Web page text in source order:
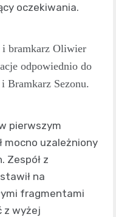
oczekiwania.
i bramkarz Oliwier
odpowiednio do
Bramkarz Sezonu.
pierwszym
mocno uzależniony
Zespół z
na
fragmentami
z wyżej